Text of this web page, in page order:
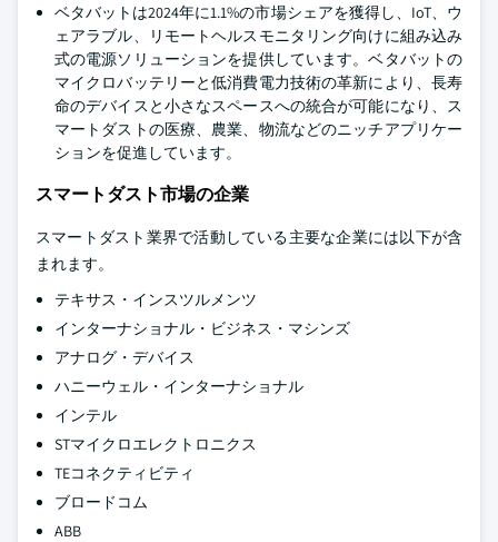
ベタバットは2024年に1.1%の市場シェアを獲得し、IoT、ウ
ェアラブル、リモートヘルスモニタリング向けに組み込み
式の電源ソリューションを提供しています。ベタバットの
マイクロバッテリーと低消費電力技術の革新により、長寿
命のデバイスと小さなスペースへの統合が可能になり、ス
マートダストの医療、農業、物流などのニッチアプリケー
ションを促進しています。
スマートダスト市場の企業
スマートダスト業界で活動している主要な企業には以下が含
まれます。
テキサス・インスツルメンツ
インターナショナル・ビジネス・マシンズ
アナログ・デバイス
ハニーウェル・インターナショナル
インテル
STマイクロエレクトロニクス
TEコネクティビティ
ブロードコム
ABB